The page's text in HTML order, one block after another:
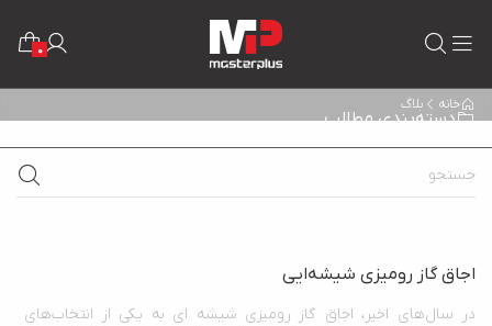
0
دسته‌بندی مطالب
خانه بلاگ
اجاق گاز رومیزی شیشه‌ایی
در سال‌های اخیر، اجاق گاز رومیزی شیشه ای به یکی از انتخاب‌های